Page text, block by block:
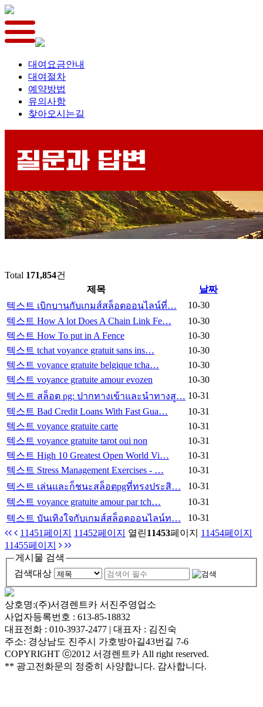
대여요금안내
대여절차
예약방법
유의사항
찾아오시는길
Total 171,854건
제목
날짜
텍스트 เบิกบานกับเกมส์สล็อตออนไลน์ที่…
10-30
텍스트 How A lot Does A Chain Link Fe…
10-30
텍스트 How To put in A Fence
10-30
텍스트 tchat voyance gratuit sans ins…
10-30
텍스트 voyance gratuite belgique tcha…
10-30
텍스트 voyance gratuite amour evozen
10-30
텍스트 สล็อต pg: ปากทางเข้าและนำทางสู… 10-31
텍스트 Bad Credit Loans With Fast Gua…
10-31
텍스트 voyance gratuite carte
10-31
텍스트 voyance gratuite tarot oui non
10-31
텍스트 High 10 Greatest Open World Vi…
10-31
텍스트 Stress Management Exercises - …
10-31
텍스트 เล่นและก็ชนะสล็อตpgที่ทรงประสิ…
10-31
텍스트 voyance gratuite amour par tch…
10-31
텍스트 บันเทิงใจกับเกมส์สล็อตออนไลน์ท…
10-31
11451페이지 11452페이지 열린11453페이지 11454페이지
11455페이지
게시물 검색
검색대상
상호명:(주)서경렌트카 서진주영업소
사업자등록번호 : 613-85-18832
대표전화 : 010-3937-2477 | 대표자 : 김진숙
주소: 경상남도 진주시 가호방아길43번길 7-6
COPYRIGHT ⓒ2012 서경렌트카 All right reserved.
** 광고전화문의 정중히 사양합니다. 감사합니다.